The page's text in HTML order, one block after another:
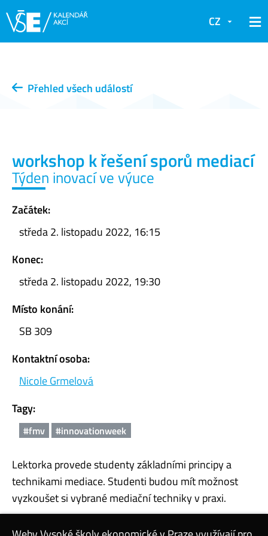
CZ
Přehled všech událostí
workshop k řešení sporů mediací
Týden inovací ve výuce
Začátek:
středa 2. listopadu 2022, 16:15
Konec:
středa 2. listopadu 2022, 19:30
Místo konání:
SB 309
Kontaktní osoba:
Nicole Grmelová
Tagy:
#fmv #innovationweek
Lektorka provede studenty základními principy a
technikami mediace. Studenti budou mít možnost
vyzkoušet si vybrané mediační techniky v praxi.